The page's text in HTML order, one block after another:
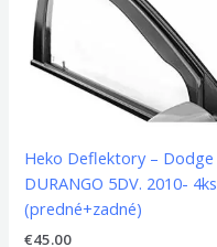
Heko Deflektory – Dodge
DURANGO 5DV. 2010- 4ks
(predné+zadné)
€45.00